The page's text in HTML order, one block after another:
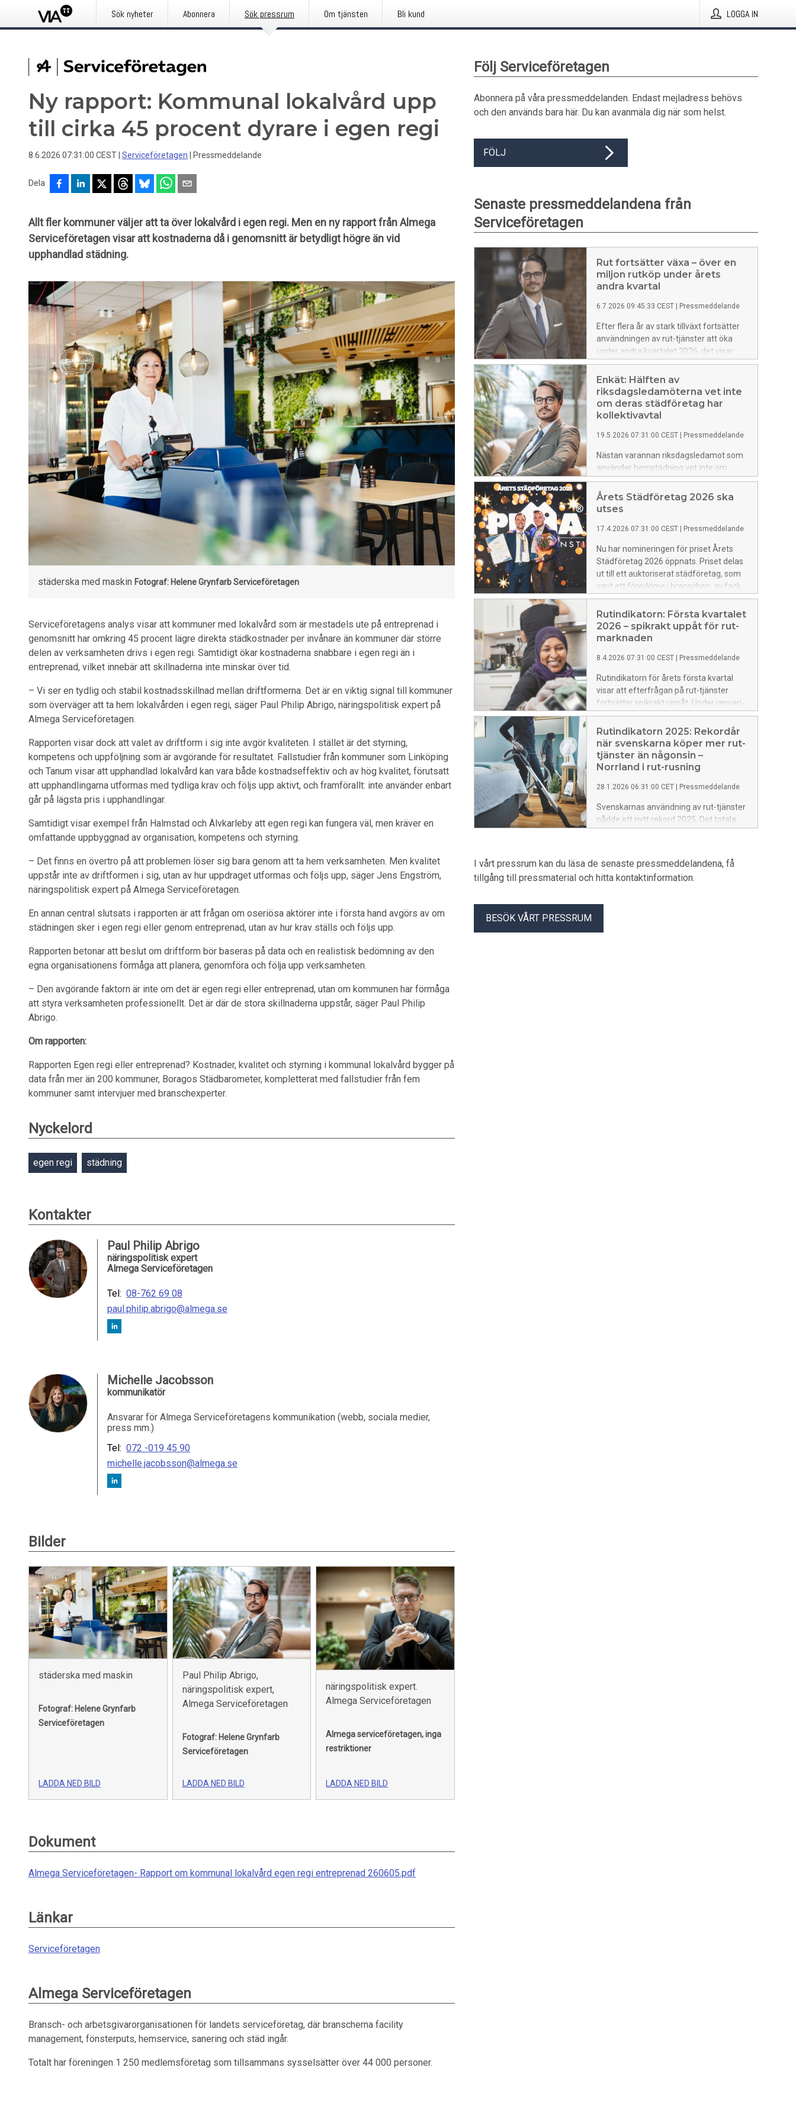
Sök nyheter Abonnera Sök pressrum Om tjänsten Bli kund LOGGA IN
Ny rapport: Kommunal lokalvård upp
till cirka 45 procent dyrare i egen regi
8.6.2026 07:31:00 CEST Serviceföretagen Pressmeddelande
Dela
Allt fler kommuner väljer att ta över lokalvård i egen regi. Men en ny rapport från Almega
Serviceföretagen visar att kostnaderna då i genomsnitt är betydligt högre än vid
upphandlad städning.
städerska med maskin Fotograf: Helene GrynfarbServiceföretagen
Serviceföretagens analys visar att kommuner med lokalvård som är mestadels ute på entreprenad i
genomsnitt har omkring 45 procent lägre direkta städkostnader per invånare än kommuner där större
delen av verksamheten drivs i egen regi. Samtidigt ökar kostnaderna snabbare i egen regi än i
entreprenad, vilket innebär att skillnaderna inte minskar över tid.
– Vi ser en tydlig och stabil kostnadsskillnad mellan driftformerna. Det är en viktig signal till kommuner
som överväger att ta hem lokalvården i egen regi, säger Paul Philip Abrigo, näringspolitisk expert på
Almega Serviceföretagen.
Rapporten visar dock att valet av driftform i sig inte avgör kvaliteten. I stället är det styrning,
kompetens och uppföljning som är avgörande för resultatet. Fallstudier från kommuner som Linköping
och Tanum visar att upphandlad lokalvård kan vara både kostnadseffektiv och av hög kvalitet, förutsatt
att upphandlingarna utformas med tydliga krav och följs upp aktivt, och framförallt: inte använder enbart
går på lägsta pris i upphandlingar.
Samtidigt visar exempel från Halmstad och Älvkarleby att egen regi kan fungera väl, men kräver en
omfattande uppbyggnad av organisation, kompetens och styrning.
– Det finns en övertro på att problemen löser sig bara genom att ta hem verksamheten. Men kvalitet
uppstår inte av driftformen i sig, utan av hur uppdraget utformas och följs upp, säger Jens Engström,
näringspolitisk expert på Almega Serviceföretagen.
En annan central slutsats i rapporten är att frågan om oseriösa aktörer inte i första hand avgörs av om
städningen sker i egen regi eller genom entreprenad, utan av hur krav ställs och följs upp.
Rapporten betonar att beslut om driftform bör baseras på data och en realistisk bedömning av den
egna organisationens förmåga att planera, genomföra och följa upp verksamheten.
– Den avgörande faktorn är inte om det är egen regi eller entreprenad, utan om kommunen har förmåga
att styra verksamheten professionellt. Det är där de stora skillnaderna uppstår, säger Paul Philip
Abrigo.
Om rapporten:
Rapporten Egen regi eller entreprenad? Kostnader, kvalitet och styrning i kommunal lokalvård bygger på
data från mer än 200 kommuner, Boragos Städbarometer, kompletterat med fallstudier från fem
kommuner samt intervjuer med branschexperter.
Nyckelord
egen regi städning
Kontakter
Paul Philip Abrigo
näringspolitisk expert
Almega Serviceföretagen
Tel: 08-762 69 08
paul.philip.abrigo@almega.se
Michelle Jacobsson
kommunikatör
Ansvarar för Almega Serviceföretagens kommunikation (webb, sociala medier,
press mm.)
Tel: 072 -019 45 90
michelle.jacobsson@almega.se
Bilder
städerska med maskin
Fotograf: Helene Grynfarb
Serviceföretagen
LADDA NED BILD
Paul Philip Abrigo,
näringspolitisk expert,
Almega Serviceföretagen
Fotograf: Helene Grynfarb
Serviceföretagen
LADDA NED BILD
näringspolitisk expert.
Almega Serviceföretagen
Almega serviceföretagen, inga
restriktioner
LADDA NED BILD
Dokument
Almega Serviceföretagen- Rapport om kommunal lokalvård egen regi entreprenad 260605.pdf
Länkar
Serviceföretagen
Almega Serviceföretagen
Bransch- och arbetsgivar­organisationen för landets service­företag, där branscherna facility
management, fönsterputs, hemservice, sanering och städ ingår.
Totalt har föreningen 1 250 medlems­företag som tillsammans sysselsätter över 44 000 personer.
Följ Serviceföretagen
Abonnera på våra pressmeddelanden. Endast mejladress behövs
och den används bara här. Du kan avanmäla dig när som helst.
FÖLJ
Senaste pressmeddelandena från
Serviceföretagen
Rut fortsätter växa – över en
miljon rutköp under årets
andra kvartal
6.7.2026 09:45:33 CEST Pressmeddelande
Efter flera år av stark tillväxt fortsätter
användningen av rut-tjänster att öka
under andra kvartalet 2026, det visar
Rutindikatorn.
Enkät: Hälften av
riksdagsledamöterna vet inte
om deras städföretag har
kollektivavtal
19.5.2026 07:31:00 CEST Pressmeddelande
Nästan varannan riksdagsledamot som
använder hemstädning vet inte om
företaget de anlitar har kollektivavtal.
Tre av fyra saknar även kännedom om
företaget är auktoriserat. Det visar en ny
Årets Städföretag 2026 ska
utses
17.4.2026 07:31:00 CEST Pressmeddelande
Nu har nomineringen för priset Årets
Städföretag 2026 öppnats. Priset delas
ut till ett auktoriserat städföretag, som
varit ett föredöme i branschen, av fack
och arbetsgivare tillsammans.
Rutindikatorn: Första kvartalet
2026 – spikrakt uppåt för rut-
marknaden
8.4.2026 07:31:00 CEST Pressmeddelande
Rutindikatorn för årets första kvartal
visar att efterfrågan på rut-tjänster
fortsätter spikrakt uppåt. Under januari-
mars 2026 gjorde drygt 1,02 miljoner
köpare rut-avdrag till ett sammanlagt
värde av cirka 2,1 miljarder kronor.
Jämfört med samma period 2025
motsvarar det en ökning med cirka 7
totalbelopp.
Rutindikatorn 2025: Rekordår
när svenskarna köper mer rut-
tjänster än någonsin –
Norrland i rut-rusning
28.1.2026 06:31:00 CET Pressmeddelande
Svenskarnas användning av rut-tjänster
nådde ett nytt rekord 2025. Det totala
en ökning med 8 procent jämfört med
2024. Att den största tillväxten sker i
norr visar att rut-tjänster börjar bli en del
Rutindikator från Almega
I vårt pressrum kan du läsa de senaste pressmeddelandena, få
tillgång till pressmaterial och hitta kontaktinformation.
BESÖK VÅRT PRESSRUM